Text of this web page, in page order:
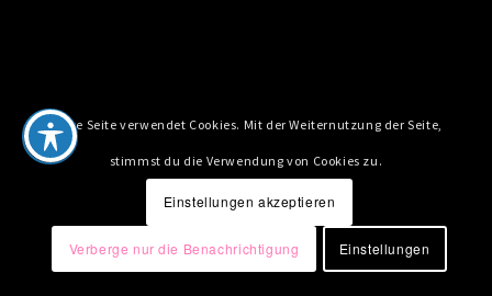
Diese Seite verwendet Cookies. Mit der Weiternutzung der Seite,
stimmst du die Verwendung von Cookies zu.
Einstellungen akzeptieren
Verberge nur die Benachrichtigung Einstellungen